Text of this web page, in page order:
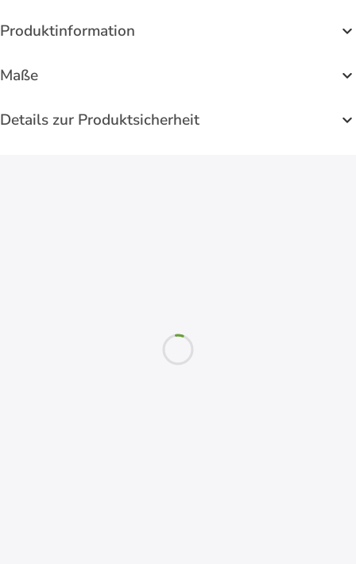
Produktinformation
Maße
Details zur Produktsicherheit